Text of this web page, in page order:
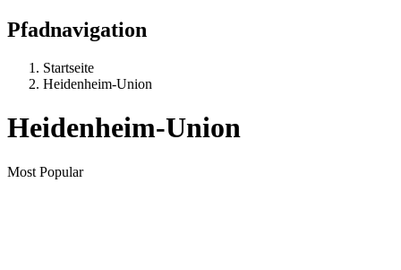
Pfadnavigation
Startseite
Heidenheim-Union
Heidenheim-Union
Most Popular